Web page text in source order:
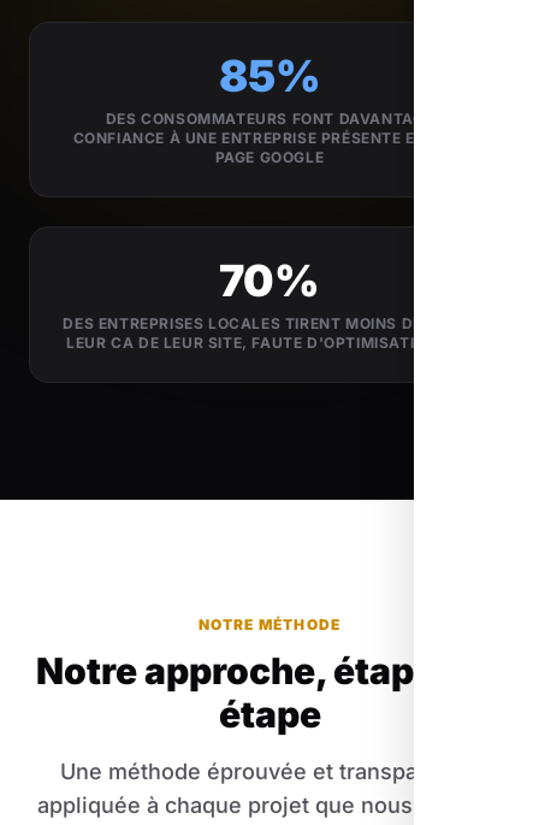
85%
DES CONSOMMATEURS FONT DAVANTAGE
CONFIANCE À UNE ENTREPRISE PRÉSENTE EN 1ÈRE
PAGE GOOGLE
70%
DES ENTREPRISES LOCALES TIRENT MOINS DE 5% DE
LEUR CA DE LEUR SITE, FAUTE D'OPTIMISATION SEO
NOTRE MÉTHODE
Notre approche, étape par
étape
Une méthode éprouvée et transparente,
appliquée à chaque projet que nous menons